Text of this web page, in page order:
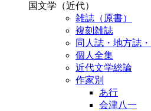
国文学（近代）
雑誌（原書）
複刻雑誌
同人誌・地方誌
個人全集
近代文学総論
作家別
あ行
会津八一